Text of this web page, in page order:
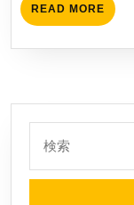
READ MORE READ
MORE
索: